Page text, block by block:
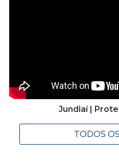
Jundiaí |
TODOS